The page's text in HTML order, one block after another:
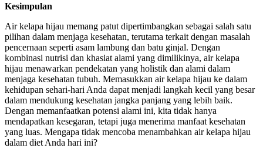
Kesimpulan
Air kelapa hijau memang patut dipertimbangkan sebagai salah satu
pilihan dalam menjaga kesehatan, terutama terkait dengan masalah
pencernaan seperti asam lambung dan batu ginjal. Dengan
kombinasi nutrisi dan khasiat alami yang dimilikinya, air kelapa
hijau menawarkan pendekatan yang holistik dan alami dalam
menjaga kesehatan tubuh. Memasukkan air kelapa hijau ke dalam
kehidupan sehari-hari Anda dapat menjadi langkah kecil yang besar
dalam mendukung kesehatan jangka panjang yang lebih baik.
Dengan memanfaatkan potensi alami ini, kita tidak hanya
mendapatkan kesegaran, tetapi juga menerima manfaat kesehatan
yang luas. Mengapa tidak mencoba menambahkan air kelapa hijau
dalam diet Anda hari ini?